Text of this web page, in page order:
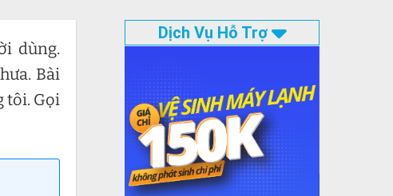
dùng.
Bài
tôi. Gọi
Dịch Vụ Hỗ Trợ